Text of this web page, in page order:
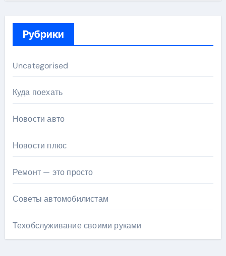
Рубрики
Uncategorised
Куда поехать
Новости авто
Новости плюс
Ремонт — это просто
Советы автомобилистам
Техобслуживание своими руками